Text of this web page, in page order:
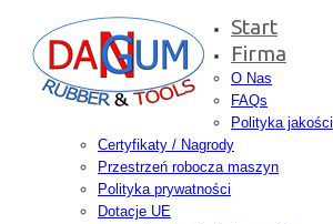
Start
Firma
O Nas
FAQs
Polityka jakości
Certyfikaty / Nagrody
Przestrzeń robocza maszyn
Polityka prywatności
Dotacje UE